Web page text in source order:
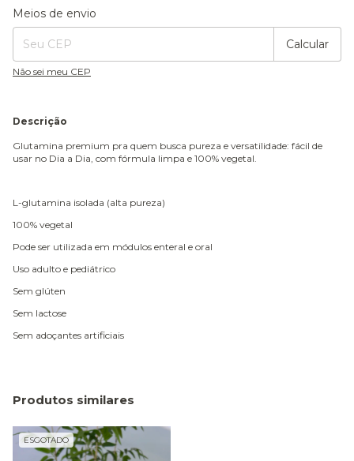
Entregas para o CEP:
Meios de envio
Calcular
Não sei meu CEP
Descrição
Glutamina premium pra quem busca pureza e versatilidade: fácil de
usar no Dia a Dia, com fórmula limpa e 100% vegetal.
L-glutamina isolada (alta pureza)
100% vegetal
Pode ser utilizada em módulos enteral e oral
Uso adulto e pediátrico
Sem glúten
Sem lactose
Sem adoçantes artificiais
Produtos similares
ESGOTADO